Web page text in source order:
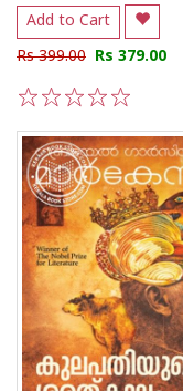
Add to Cart
Rs 399.00 Rs 379.00